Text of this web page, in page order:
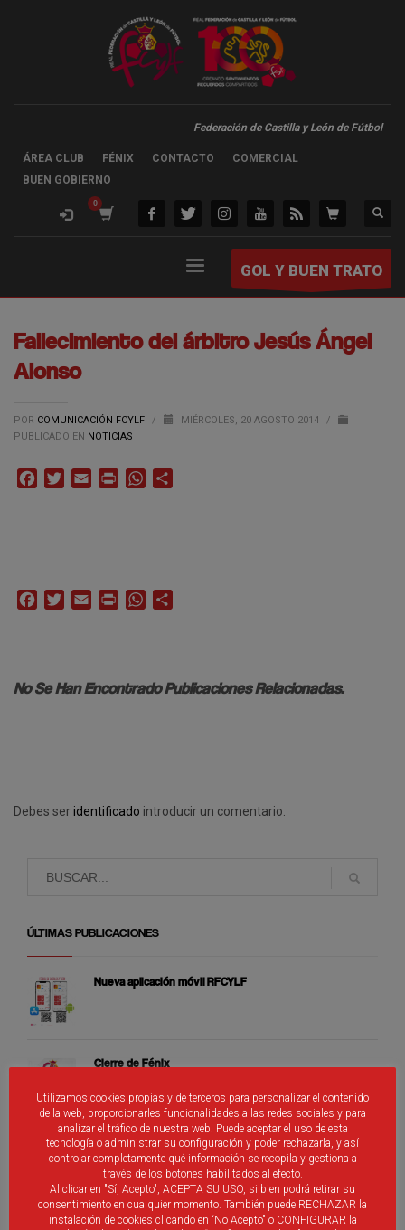
Federación de Castilla y León de Fútbol
ÁREA CLUB FÉNIX CONTACTO
COMERCIAL
BUEN GOBIERNO
GOL Y BUEN TRATO
Fallecimiento del árbitro Jesús Ángel
Alonso
POR COMUNICACIÓN FCYLF / MIÉRCOLES, 20 AGOSTO 2014
/
PUBLICADO EN NOTICIAS
FacebookTwitterEmail Print WhatsApp
FacebookTwitterEmail Print WhatsApp
No Se Han Encontrado Publicaciones Relacionadas.
Debes seridentificado introducir un comentario.
ÚLTIMAS PUBLICACIONES
Nueva aplicación móvil RFCYLF
Cierre de Fénix
Selecciones Alevines de Castilla y León
Árbitros de Castilla y León que participan de los
Utilizamos cookies propias y de terceros para personalizar el contenido
de la web, proporcionarles funcionalidades a las redes sociales y para
analizar el tráfico de nuestra web. Puede aceptar el uso de esta
tecnología o administrar su configuración y poder rechazarla, y así
controlar completamente qué información se recopila y gestiona a
través de los botones habilitados al efecto.
Al clicar en "Sí, Acepto", ACEPTA SU USO, si bien podrá retirar su
consentimiento en cualquier momento. También puede RECHAZAR la
instalación de cookies clicando en “No Acepto" o CONFIGURAR la